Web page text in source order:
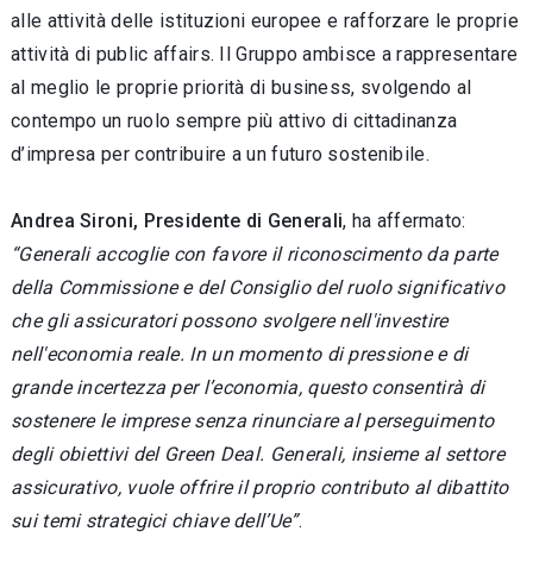
alle attività delle istituzioni europee e rafforzare le proprie
attività di public affairs. Il Gruppo ambisce a rappresentare
al meglio le proprie priorità di business, svolgendo al
contempo un ruolo sempre più attivo di cittadinanza
d’impresa per contribuire a un futuro sostenibile.
Andrea Sironi, Presidente di Generali, ha affermato:
“Generali accoglie con favore il riconoscimento da parte
della Commissione e del Consiglio del ruolo significativo
che gli assicuratori possono svolgere nell'investire
nell'economia reale. In un momento di pressione e di
grande incertezza per l’economia, questo consentirà di
sostenere le imprese senza rinunciare al perseguimento
degli obiettivi del Green Deal. Generali, insieme al settore
assicurativo, vuole offrire il proprio contributo al dibattito
sui temi strategici chiave dell’Ue”.